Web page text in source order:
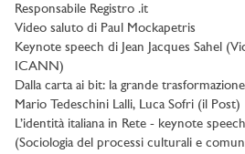
Responsabile Registro .it
Video saluto di Paul Mockapetris
Keynote speech di Jean Jacques Sahel
ICANN)
Dalla carta ai bit: la grande
Mario Tedeschini Lalli, Luca Sofri (il Post)
L’identità italiana in Rete - keynote
(Sociologia del processi culturali e